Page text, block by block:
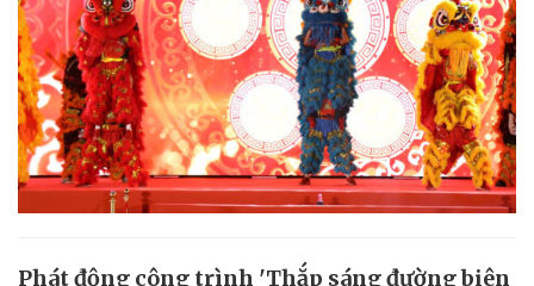
Phát động công trình 'Thắp sáng đường biên